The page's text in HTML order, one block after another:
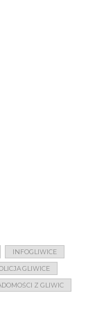
INFOGLIWICE
GLIWICE
Z GLIWIC